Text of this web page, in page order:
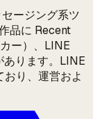
ージング系ツ
品に Recent
ー）、LINE
ります。LINE
り、運営およ